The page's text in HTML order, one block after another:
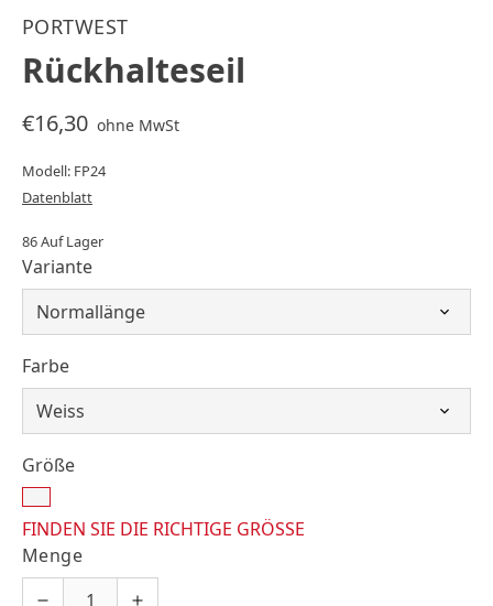
PORTWEST
Rückhalteseil
€16,30 ohne MwSt
Modell: FP24
Datenblatt
86 Auf Lager
Variante
Farbe
Größe
FINDEN SIE DIE RICHTIGE GRÖSSE
Menge